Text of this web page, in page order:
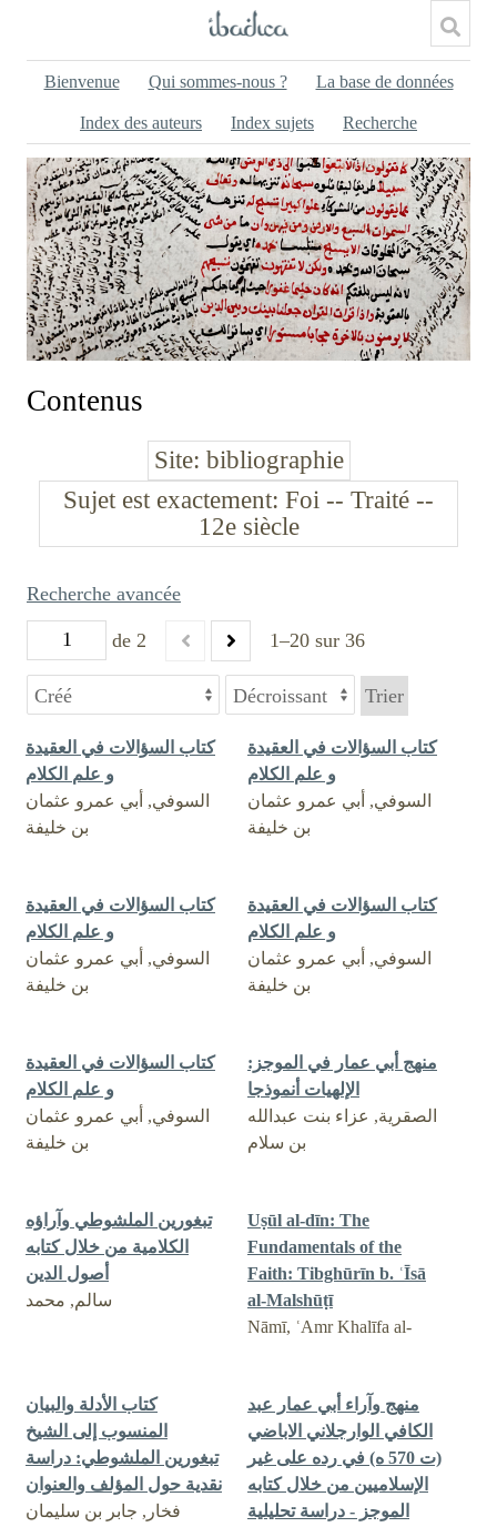
Bienvenue Qui sommes-nous ? La base de données
Index des auteurs Index sujets Recherche
Contenus
Site bibliographie
Sujet est exactement Foi -- Traité --
12e siècle
de 2 1–20 sur 36
Recherche avancée
Trier
كتاب السؤالات في العقيدة
و علم الكلام
السوفي, أبي عمرو عثمان
بن خليفة
كتاب السؤالات في العقيدة
و علم الكلام
السوفي, أبي عمرو عثمان
بن خليفة
كتاب السؤالات في العقيدة
و علم الكلام
السوفي, أبي عمرو عثمان
بن خليفة
كتاب السؤالات في العقيدة
و علم الكلام
السوفي, أبي عمرو عثمان
بن خليفة
كتاب السؤالات في العقيدة
و علم الكلام
السوفي, أبي عمرو عثمان
بن خليفة
منهج أبي عمار في الموجز:
الإلهيات أنموذجا
الصقرية, عزاء بنت عبدالله
بن سلام
تبغورين الملشوطي وآراؤه
الكلامية من خلال كتابه
أصول الدين
سالم, محمد
Uṣūl al-dīn: The
Fundamentals of the
Faith: Tibghūrīn b. ʿĪsā
al-Malshūṭī
Nāmī, ʿAmr Khalīfa al-
كتاب الأدلة والبيان
المنسوب إلى الشيخ
تبغورين الملشوطي: دراسة
نقدية حول المؤلف والعنوان
فخار, جابر بن سليمان
منهج وآراء أبي عمار عبد
الكافي الوارجلاني الاباضي
(ت 570 ه) في رده على غير
الإسلاميين من خلال كتابه
الموجز - دراسة تحليلية